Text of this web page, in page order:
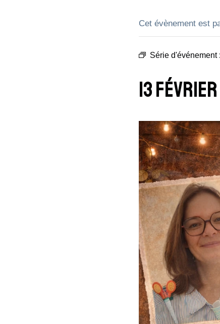
Cet évènement est
Série d'événement :
13